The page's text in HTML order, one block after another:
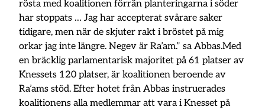
rösta med koalitionen förrän planteringarna i söder
har stoppats … Jag har accepterat svårare saker
tidigare, men när de skjuter rakt i bröstet på mig
orkar jag inte längre. Negev är Ra’am.” sa Abbas.Med
en bräcklig parlamentarisk majoritet på 61 platser av
Knessets 120 platser, är koalitionen beroende av
Ra’ams stöd. Efter hotet från Abbas instruerades
koalitionens alla medlemmar att vara i Knesset på